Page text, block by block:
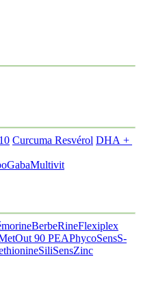
Curcuma Resvérol DHA +
Multivit
BerbeRineFlexiplex
90 PEAPhycoSensS-
SiliSensZinc